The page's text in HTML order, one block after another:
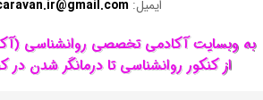
ایمیل:
​به وبسایت آکادمی تخصصی روانشناسی
از کنکور روانشناسی تا درمانگر شدن در